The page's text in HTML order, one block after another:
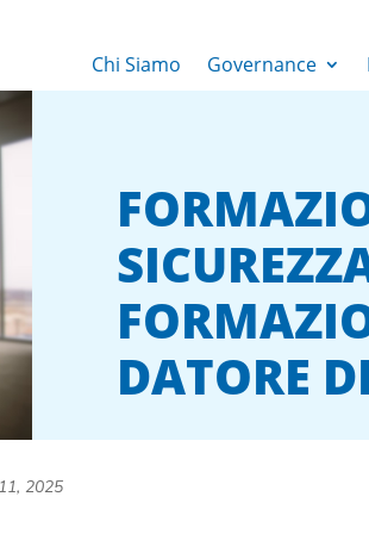
Chi Siamo Governance
DATORE
2025